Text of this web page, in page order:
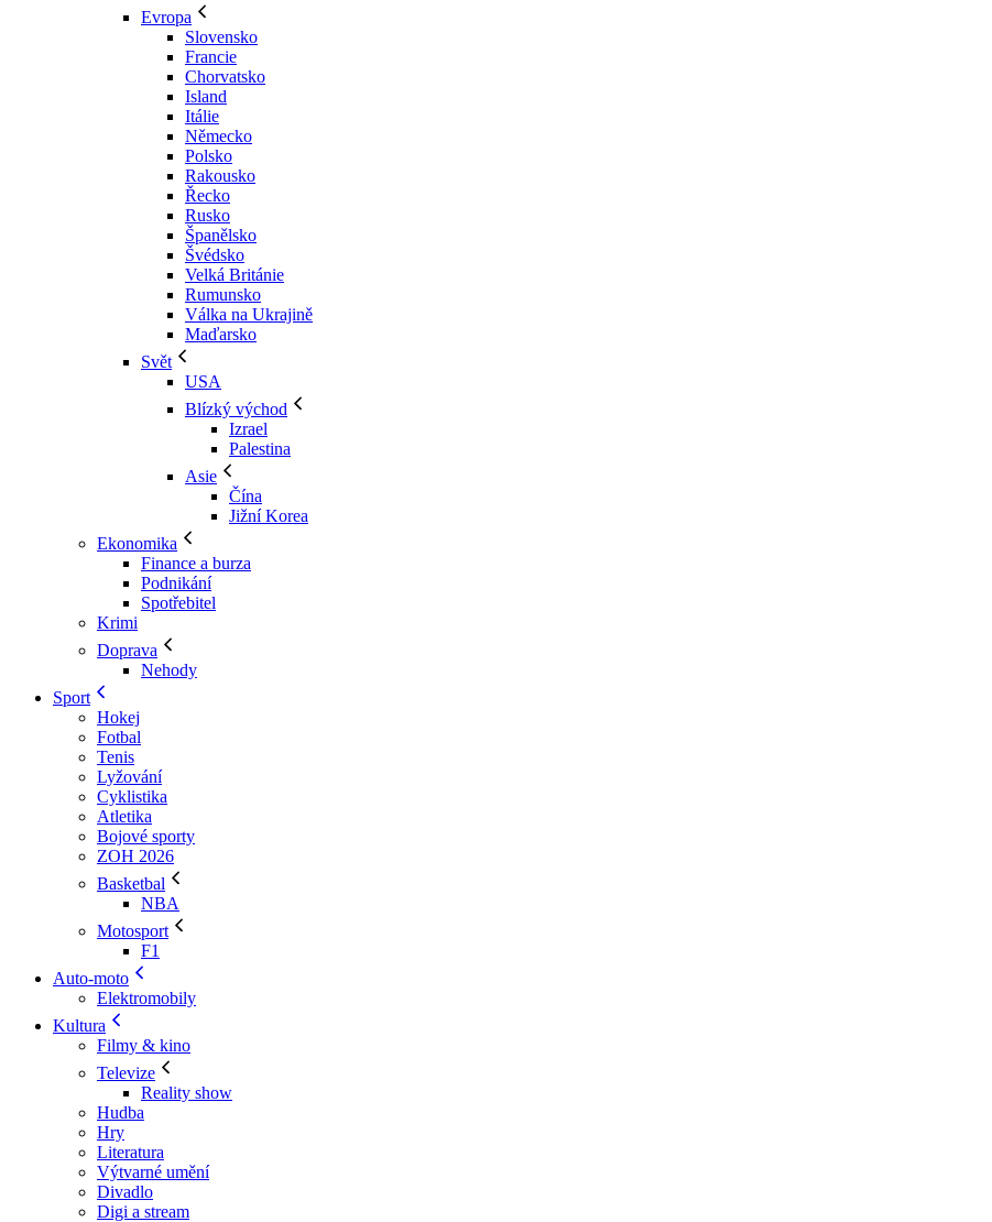
Evropa
Slovensko
Francie
Chorvatsko
Island
Itálie
Německo
Polsko
Rakousko
Řecko
Rusko
Španělsko
Švédsko
Velká Británie
Rumunsko
Válka na Ukrajině
Maďarsko
Svět
USA
Blízký východ
Izrael
Palestina
Asie
Čína
Jižní Korea
Ekonomika
Finance a burza
Podnikání
Spotřebitel
Krimi
Doprava
Nehody
Sport
Hokej
Fotbal
Tenis
Lyžování
Cyklistika
Atletika
Bojové sporty
ZOH 2026
Basketbal
NBA
Motosport
F1
Auto-moto
Elektromobily
Kultura
Filmy & kino
Televize
Reality show
Hudba
Hry
Literatura
Výtvarné umění
Divadlo
Digi a stream